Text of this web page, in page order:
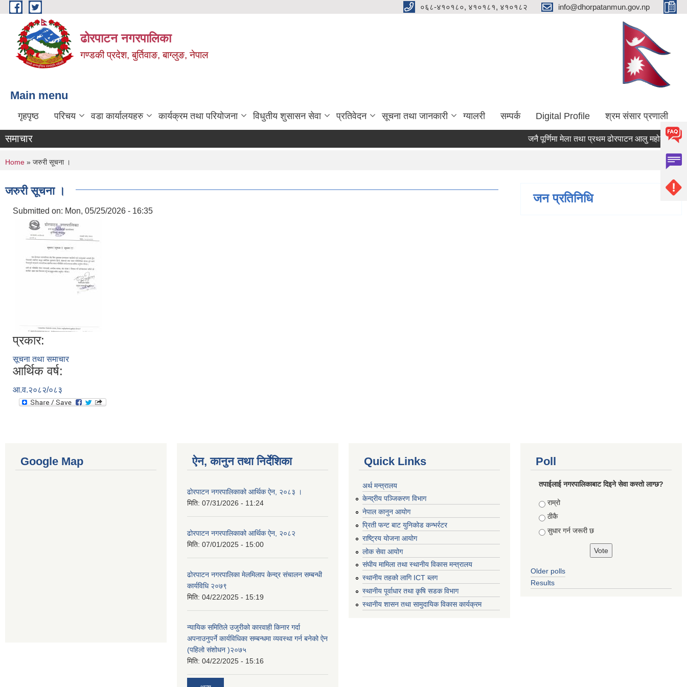
Skip to main content ०६८-४१०१८०, ४१०१८१, ४१०१८२ info@dhorpatanmun.gov.np
ढोरपाटन नगरपालिका
गण्डकी प्रदेश, बुर्तिवाङ, बाग्लुङ, नेपाल
Main menu
गृहपृष्ठ परिचय वडा कार्यालयहरु कार्यक्रम तथा परियोजना विधुतीय शुसासन सेवा प्रतिवेदन सूचना तथा जानकारी ग्यालरी सम्पर्क Digital Profile श्रम संसार प्रणाली
समाचार जनै पूर्णिमा मेला तथा प्रथम ढोरपाटन आलु महोत्सव
You are here
Home » जरुरी सूचना ।
जरुरी सूचना ।
Submitted on: Mon, 05/25/2026 - 16:35
प्रकार:
सूचना तथा समाचार
आर्थिक वर्ष:
आ.व.२०८२/०८३
जन प्रतिनिधि
Google Map ऐन, कानुन तथा निर्देशिका
ढोरपाटन नगरपालिकाको आर्थिक ऐन, २०८३ ।
मिति: 07/31/2026 - 11:24
ढोरपाटन नगरपालिकाको आर्थिक ऐन, २०८२
मिति: 07/01/2025 - 15:00
ढोरपाटन नगरपालिका मेलमिलाप केन्द्र संचालन सम्बन्धी
कार्यविधि २०७९
मिति: 04/22/2025 - 15:19
न्यायिक समितिले उजुरीको कारवाही किनार गर्दा
अपनाउनुपर्ने कार्यविधिका सम्बन्धमा व्यवस्था गर्न बनेको ऐन
(पहिलो संशोधन )२०७५
मिति: 04/22/2025 - 15:16
Quick Links
अर्थ मन्त्रालय
केन्द्रीय पञ्जिकरण विभाग
नेपाल कानुन आयोग
प्रिती फन्ट बाट युनिकोड कन्भर्रटर
राष्ट्रिय योजना आयोग
लोक सेवा आयोग
संघीय मामिला तथा स्थानीय विकास मन्त्रालय
स्थानीय तहको लागि ICT ब्लग
स्थानीय पूर्वाधार तथा कृषि सडक विभाग
स्थानीय शासन तथा सामुदायिक विकास कार्यक्रम
Poll
तपाईलाई नगरपालिकाबाट दिइने सेवा कस्तो लाग्छ?
Choices
राम्रो
ठीकै
सुधार गर्न जरूरी छ
Older polls
Results